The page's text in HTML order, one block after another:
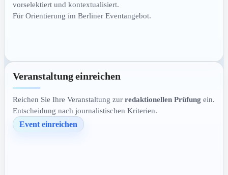
vorselektiert und kontextualisiert.
Für Orientierung im Berliner Eventangebot.
Veranstaltung einreichen
Reichen Sie Ihre Veranstaltung zur redaktionellen Prüfung ein.
Entscheidung nach journalistischen Kriterien.
Event einreichen